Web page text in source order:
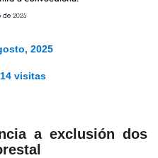
2025
visitas
a exclusión dos